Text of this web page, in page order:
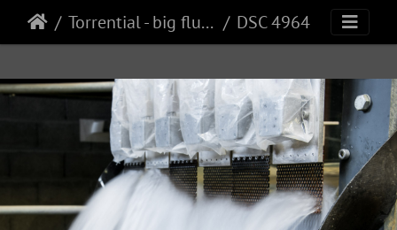
Torrential - big flume DSC 4964